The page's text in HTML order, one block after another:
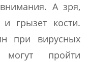
А зря,
грызет кости.
при вирусных
пройти